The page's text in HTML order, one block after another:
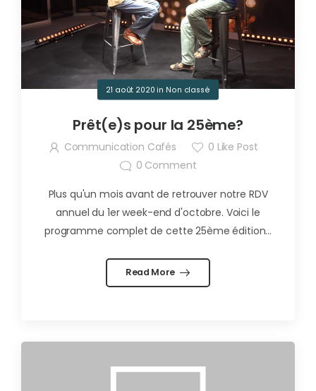
21 août 2020 in Non classé
Prêt(e)s pour la 25ème?
Communication Cafés 0 Like Post
0 Comment
Plus qu'un mois avant de retrouver notre RDV
annuel du 1er week-end d'octobre. Voici le
programme complet de cette 25ème édition...
Read More